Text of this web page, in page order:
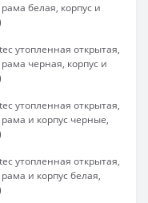
белая, корпус и
утопленная открытая,
черная, корпус и
утопленная открытая,
и корпус черные,
утопленная открытая,
и корпус белая,